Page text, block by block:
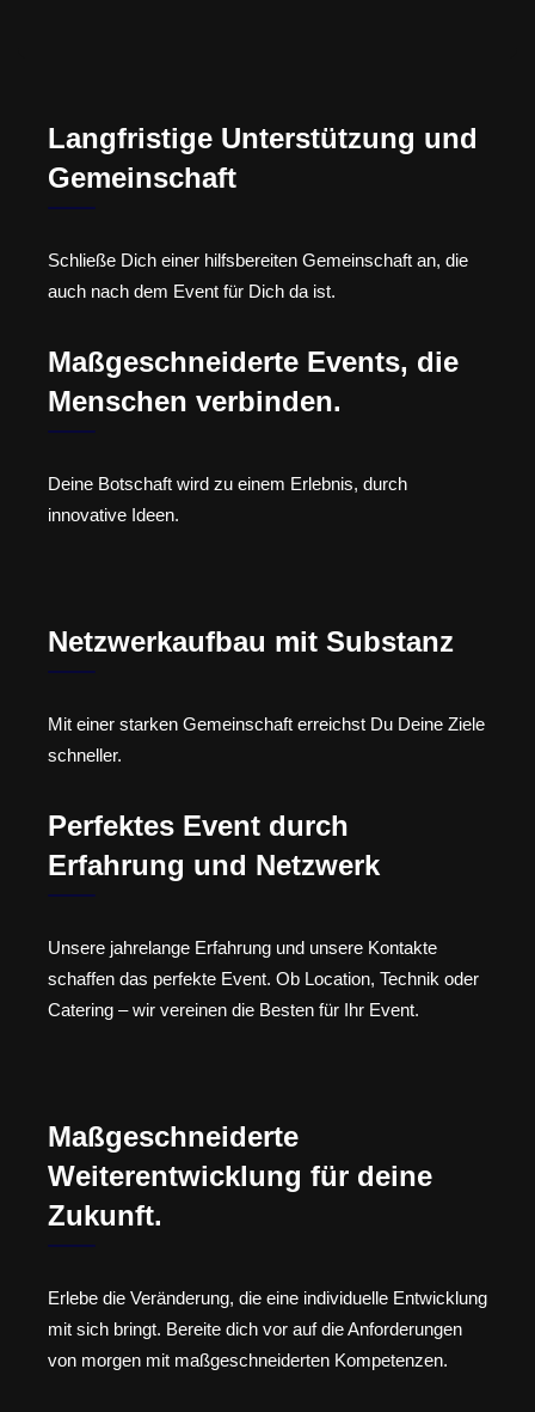
Langfristige Unterstützung und
Gemeinschaft
Schließe Dich einer hilfsbereiten Gemeinschaft an, die
auch nach dem Event für Dich da ist.
Maßgeschneiderte Events, die
Menschen verbinden.
Deine Botschaft wird zu einem Erlebnis, durch
innovative Ideen.
Netzwerkaufbau mit Substanz
Mit einer starken Gemeinschaft erreichst Du Deine Ziele
schneller.
Perfektes Event durch
Erfahrung und Netzwerk
Unsere jahrelange Erfahrung und unsere Kontakte
schaffen das perfekte Event. Ob Location, Technik oder
Catering – wir vereinen die Besten für Ihr Event.
Maßgeschneiderte
Weiterentwicklung für deine
Zukunft.
Erlebe die Veränderung, die eine individuelle Entwicklung
mit sich bringt. Bereite dich vor auf die Anforderungen
von morgen mit maßgeschneiderten Kompetenzen.